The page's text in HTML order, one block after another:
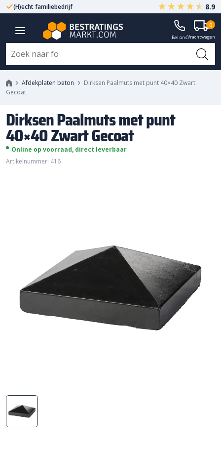
(H)echt familiebedrijf Gegarandeerd A-kwaliteit
8.9
Bel onsVrachtwagen
0
Afdekplaten beton
Dirksen Paalmuts met punt 40×40 Zwart
Gecoat
Dirksen Paalmuts met punt
40×40 Zwart Gecoat
Online op voorraad, direct leverbaar
Artikelnummer: 416
Dirksen Paalmuts met punt 40x40
Zwart Gecoat